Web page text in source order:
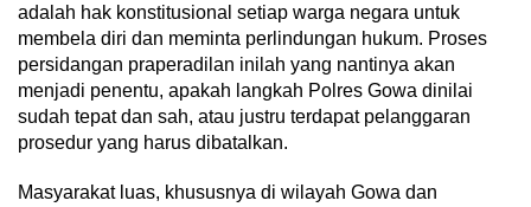
adalah hak konstitusional setiap warga negara untuk
membela diri dan meminta perlindungan hukum. Proses
persidangan praperadilan inilah yang nantinya akan
menjadi penentu, apakah langkah Polres Gowa dinilai
sudah tepat dan sah, atau justru terdapat pelanggaran
prosedur yang harus dibatalkan.
Masyarakat luas, khususnya di wilayah Gowa dan